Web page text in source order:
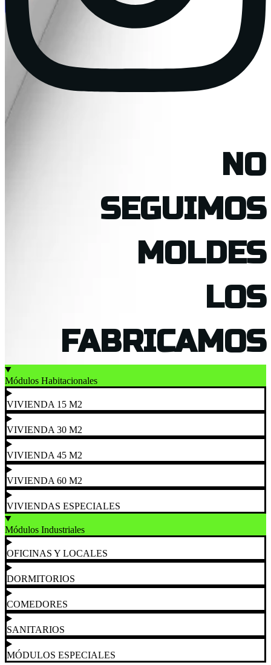
NO
SEGUIMOS
MOLDES
LOS
FABRICAMOS
Módulos Habitacionales
VIVIENDA 15 M2
VIVIENDA 30 M2
VIVIENDA 45 M2
VIVIENDA 60 M2
VIVIENDAS ESPECIALES
Módulos Industriales
OFICINAS Y LOCALES
DORMITORIOS
COMEDORES
SANITARIOS
MÓDULOS ESPECIALES